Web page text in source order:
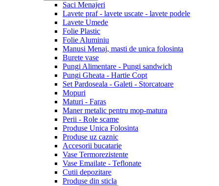
Saci Menajeri
Lavete praf - lavete uscate - lavete podele
Lavete Umede
Folie Plastic
Folie Aluminiu
Manusi Menaj, masti de unica folosinta
Burete vase
Pungi Alimentare - Pungi sandwich
Pungi Gheata - Hartie Copt
Set Pardoseala - Galeti - Storcatoare
Mopuri
Maturi - Faras
Maner metalic pentru mop-matura
Perii - Role scame
Produse Unica Folosinta
Produse uz caznic
Accesorii bucatarie
Vase Termorezistente
Vase Emailate - Teflonate
Cutii depozitare
Produse din sticla